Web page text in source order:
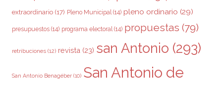
extraordinario (17) Pleno Municipal (14) pleno ordinario (29)
presupuestos (14) programa electoral (14) propuestas (79)
retribuciones (12) revista (23) san Antonio (293)
San Antonio Benagéber (10) San Antonio de